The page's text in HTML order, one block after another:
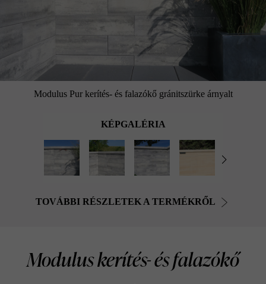
Modulus Pur kerítés- és falazókő gránitszürke árnyalt
KÉPGALÉRIA
TOVÁBBI RÉSZLETEK A TERMÉKRŐL
Modulus kerítés- és falazókő